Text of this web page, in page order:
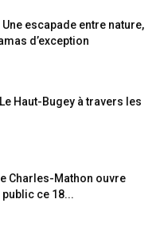
escapade entre nature,
d’exception
Haut-Bugey à travers les
Charles-Mathon ouvre
ce 18...